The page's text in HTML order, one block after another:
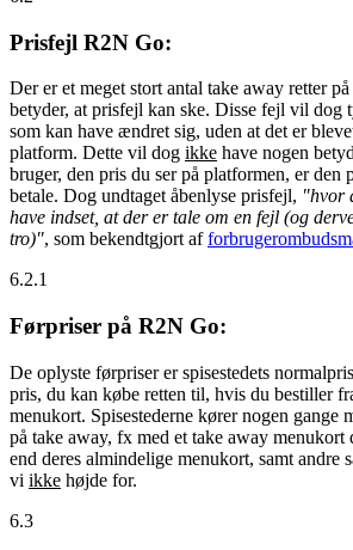
Prisfejl R2N Go:
Der er et meget stort antal take away retter
betyder, at prisfejl kan ske. Disse fejl vil dog
som kan have ændret sig, uden at det er
platform. Dette vil dog ikke have nogen
bruger, den pris du ser på platformen, er den
betale. Dog undtaget åbenlyse prisfejl, "hvor
have indset, at der er tale om en fejl (og
tro)", som bekendtgjort af
6.2.1
Førpriser på R2N Go:
De oplyste førpriser er spisestedets
pris, du kan købe retten til, hvis du bestiller
menukort. Spisestederne kører nogen gange
på take away, fx med et take away menukort
end deres almindelige menukort, samt andre
vi ikke højde for.
6.3